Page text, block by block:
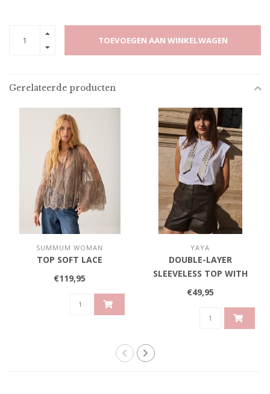
TOEVOEGEN AAN WINKELWAGEN
Gerelateerde producten
SUMMUM WOMAN
TOP SOFT LACE
€119,95
YAYA
DOUBLE-LAYER
SLEEVELESS TOP WITH
SCARF DETAIL - SLATE
€49,95